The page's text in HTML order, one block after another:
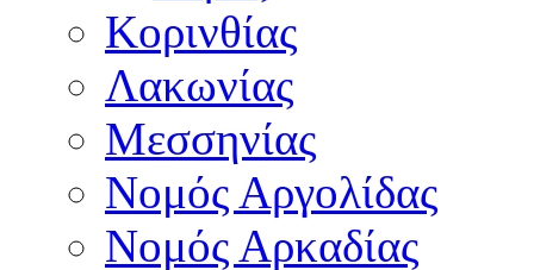
Κορινθίας
Λακωνίας
Μεσσηνίας
Νομός Αργολίδας
Νομός Αρκαδίας